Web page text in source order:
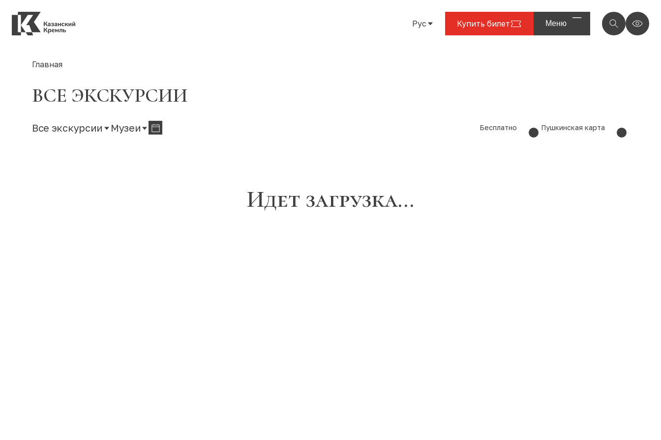
Рус
Купить билет Меню
Главная
ВСЕ ЭКСКУРСИИ
Все экскурсии Музеи Бесплатно Пушкинская карта
Идет загрузка...